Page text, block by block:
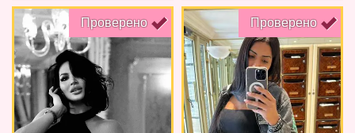
Проверено Проверено